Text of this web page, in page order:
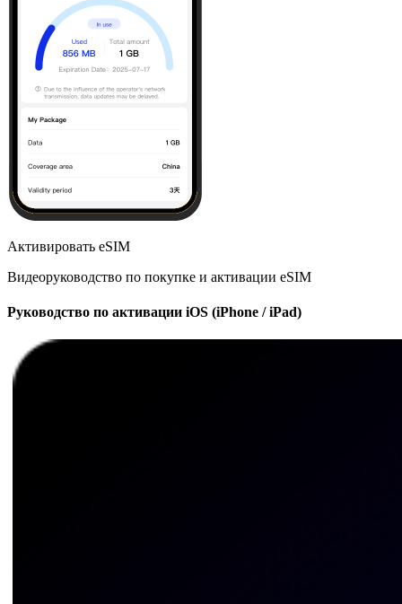
Активировать eSIM
Видеоруководство по покупке и активации eSIM
Руководство по активации iOS (iPhone / iPad)